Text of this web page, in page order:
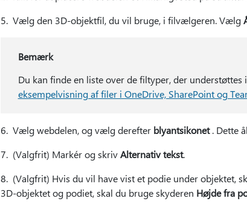
5. Vælg den 3D-objektfil, du vil bruge, i filvælgeren. Vælg
Bemærk
Du kan finde en liste over de filtyper, der understøttes
eksempelvisning af filer i OneDrive, SharePoint og
6. Vælg webdelen, og vælg derefter blyantsikonet. Dette
7. (Valgfrit) Markér og skrivAlternativ tekst.
8. (Valgfrit) Hvis du vil have vist et podie under objektet,
3D-objektet og podiet, skal du bruge skyderen Højde fra